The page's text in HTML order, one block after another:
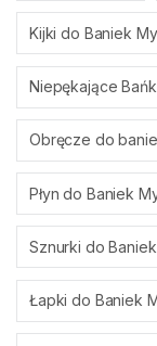
Kijki do Baniek
Niepękające
Obręcze do
Płyn do Baniek
Sznurki do Baniek
Łapki do Baniek